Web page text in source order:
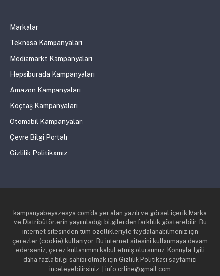
Markalar
Teknosa Kampanyaları
Mediamarkt Kampanyaları
Hepsiburada Kampanyaları
Amazon Kampanyaları
Koçtaş Kampanyaları
Otomobil Kampanyaları
Çevre Bilgi Portalı
Gizlilik Politikamız
kampanyabeyazesya.com'da yer alan yazılı ve görsel içerik Marka
ve Distribütörlerin yayımladığı bilgilerden farklılık gösterebilir. Bu
internet sitesinden tüm özellikleriyle faydalanabilmeniz için
çerezler (cookie) kullanıyor. Bu internet sitesini kullanmaya devam
ederseniz, çerez kullanımını kabul etmiş olursunuz. Konuyla ilgili
daha fazla bilgi sahibi olmak için Gizlilik Politikası sayfamızı
inceleyebilirsiniz. | info.crline@gmail.com